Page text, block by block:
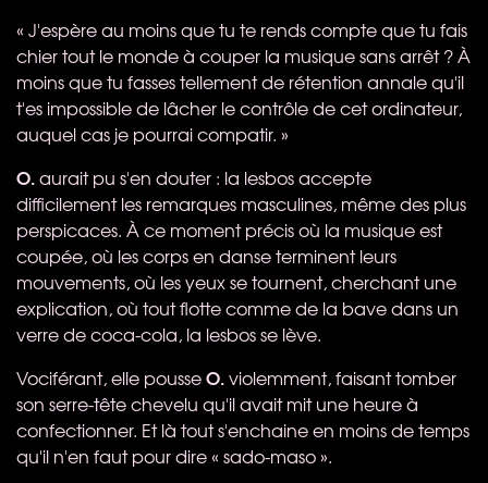
« J'espère au moins que tu te rends compte que tu fais
chier tout le monde à couper la musique sans arrêt ? À
moins que tu fasses tellement de rétention annale qu'il
t'es impossible de lâcher le contrôle de cet ordinateur,
auquel cas je pourrai compatir. »
O.aurait pu s'en douter : la lesbos accepte
difficilement les remarques masculines, même des plus
perspicaces. À ce moment précis où la musique est
coupée, où les corps en danse terminent leurs
mouvements, où les yeux se tournent, cherchant une
explication, où tout flotte comme de la bave dans un
verre de coca-cola, la lesbos se lève.
Vociférant, elle pousseO.violemment, faisant tomber
son serre-tête chevelu qu'il avait mit une heure à
confectionner. Et là tout s'enchaine en moins de temps
qu'il n'en faut pour dire « sado-maso ».